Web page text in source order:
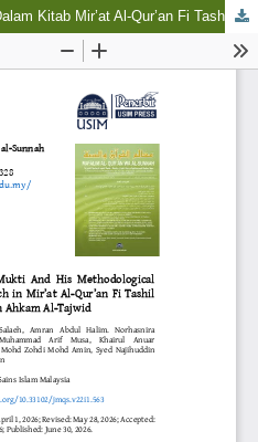
Abdul Mukti Dan Metodologi Dalam Kitab Mir’at Al-Qur’an Fi Tashil Ma‘rifah Ahkam Al-Tajwid